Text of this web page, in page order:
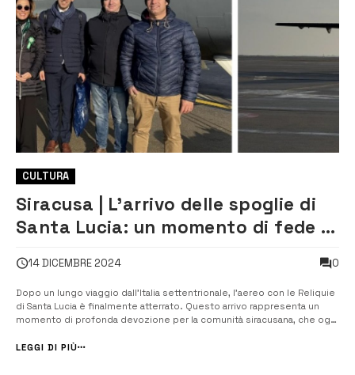
CULTURA
Siracusa | L’arrivo delle spoglie di
Santa Lucia: un momento di fede e
14 DICEMBRE 2024 0
Dopo un lungo viaggio dall’Italia settentrionale, l’aereo con le Reliquie
di Santa Lucia è finalmente atterrato. Questo arrivo rappresenta un
momento di profonda devozione per la comunità siracusana, che ogni
messaggio che accompagna l’inizio di questo importante evento
LEGGI DI PIÙ